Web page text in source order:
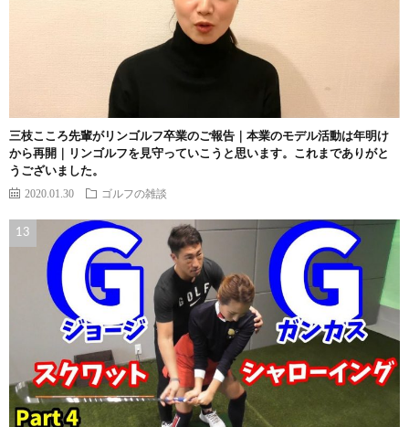
三枝こころ先輩がリンゴルフ卒業のご報告｜本業のモデル活動は年明け
から再開｜リンゴルフを見守っていこうと思います。これまでありがと
うございました。
2020.01.30 ゴルフの雑談